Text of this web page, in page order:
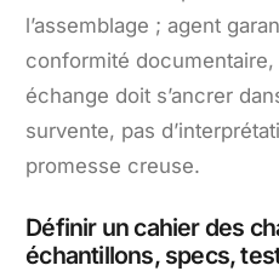
l’assemblage ; agent
conformité
échange doit s’ancrer
survente, pas
promesse creuse.
Définir un cahier des
échantillons, specs,